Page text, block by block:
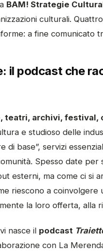
BAM! Strategie
culturali.
a fine comunicato
il podcast che
teatri, archivi, festival,
e studioso delle
di base”, servizi
Spesso date
esterni, ma come ci si
riescono a
la loro offerta, alla
nasce il podcast
con La